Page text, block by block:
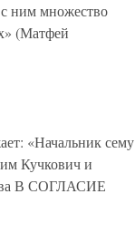
ним множество
(Матфей
«Начальник сему
Кучкович и
В СОГЛАСИЕ